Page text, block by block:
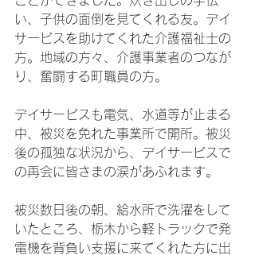
い、子供の面倒を見てくれる友。デイ
サービスを助けてくれた介護福祉士の
方。地域の方々、介護事業者のつなが
り、奮闘する町職員の方。
デイサービスも電気、水道等が止まる
中、被災を免れた事業所で開所。被災
後の孤独な状況から、デイサービスで
の再会に皆さまの涙があふれます。
被災数日後の朝、給水所で洗濯をして
いたところ、栃木から軽トラックで発
電機を背負い支援に来てくれた方に出